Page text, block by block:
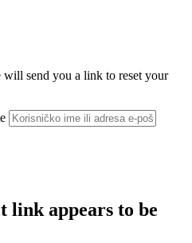
will send you a link to reset your
link appears to be